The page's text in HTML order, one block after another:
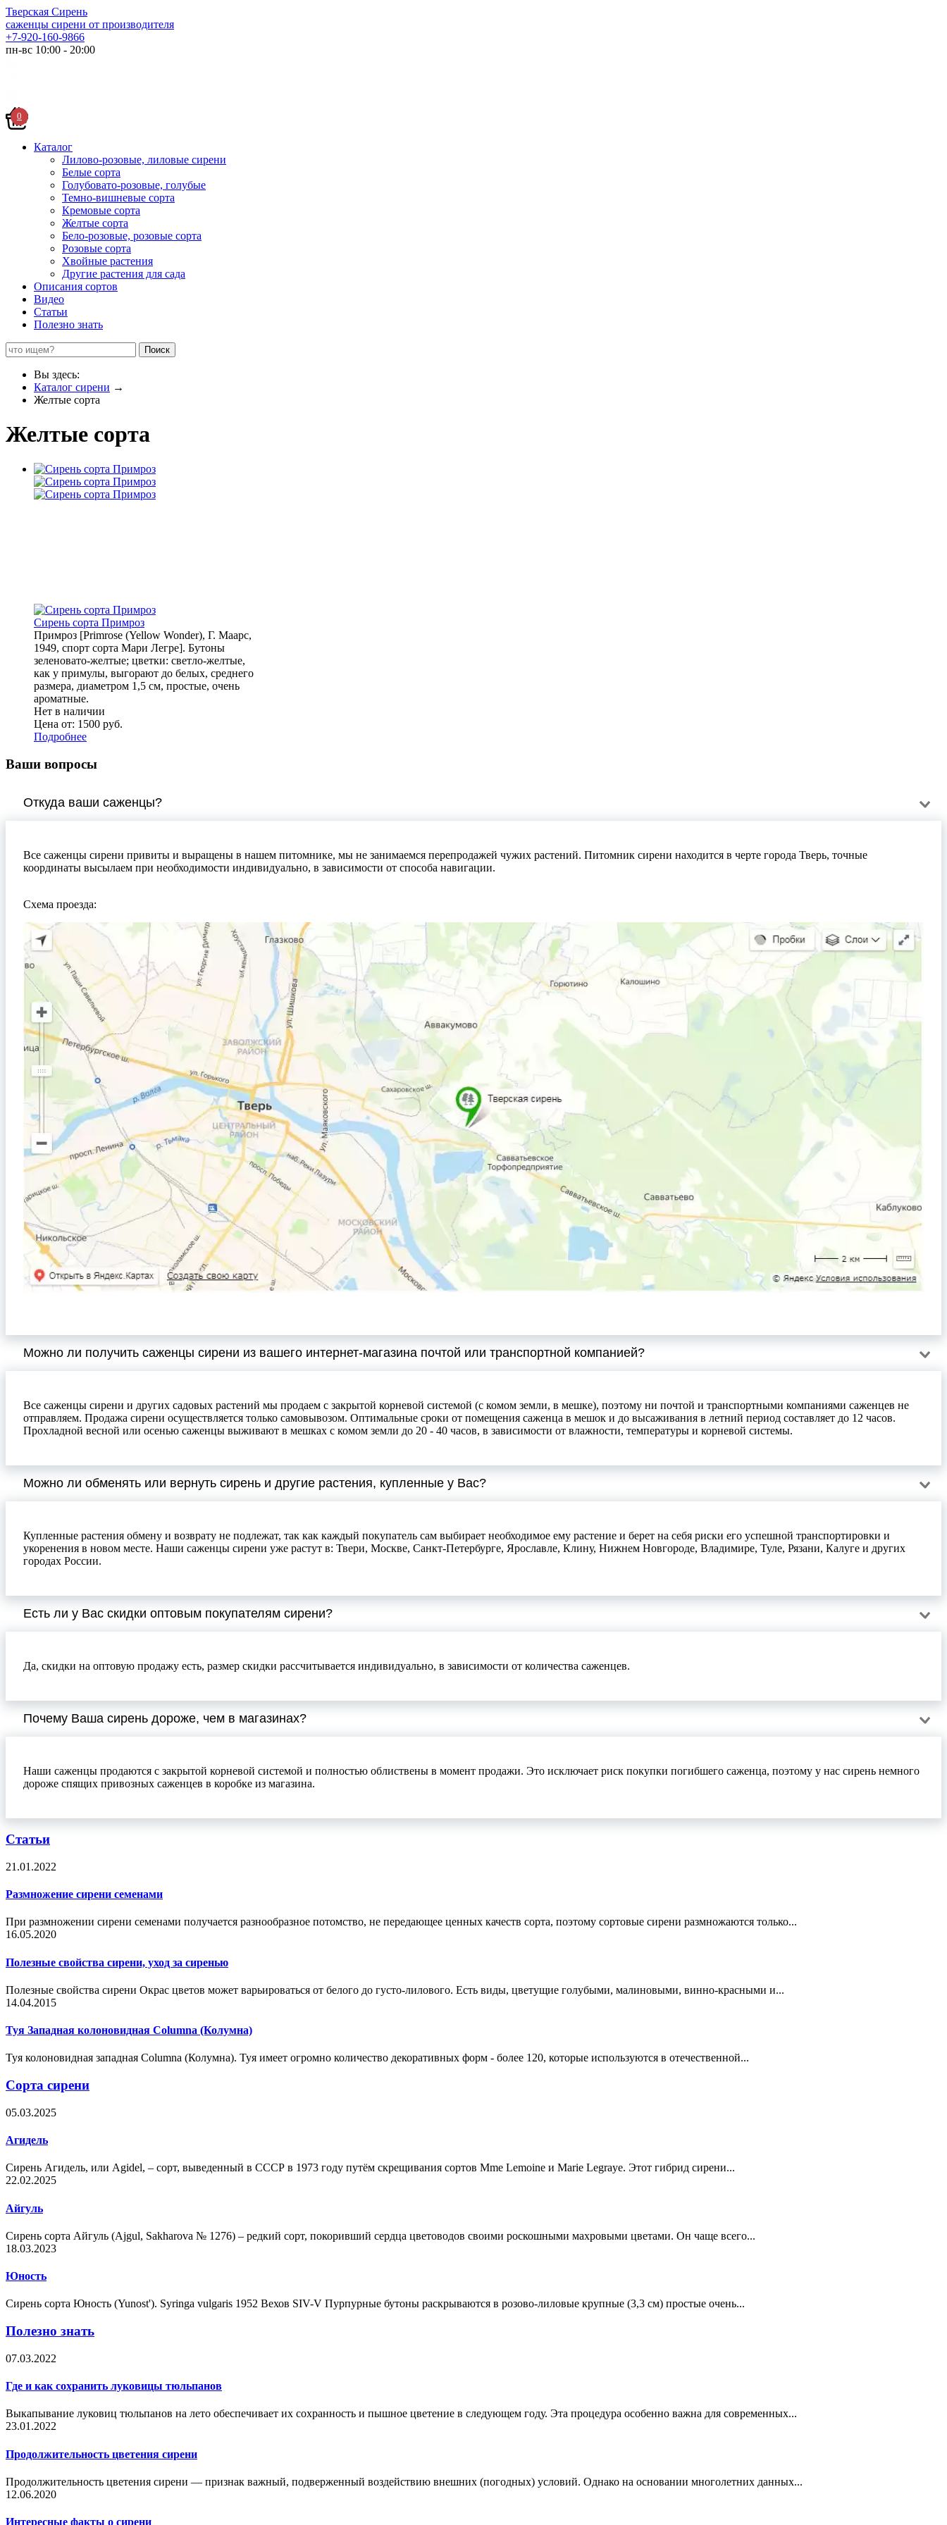
Тверская Сирень
саженцы сирени от производителя
+7-920-160-9866
пн-вс 10:00 - 20:00
0
Каталог
Лилово-розовые, лиловые сирени
Белые сорта
Голубовато-розовые, голубые
Темно-вишневые сорта
Кремовые сорта
Желтые сорта
Бело-розовые, розовые сорта
Розовые сорта
Хвойные растения
Другие растения для сада
Описания сортов
Видео
Статьи
Полезно знать
Поиск
Вы здесь:
Каталог сирени →
Желтые сорта
Желтые сорта
Сирень сорта Примроз
Примроз [Primrose (Yellow Wonder), Г. Маарс,
1949, спорт сорта Мари Легре]. Бутоны
зеленовато-желтые; цветки: светло-желтые,
как у примулы, выгорают до белых, среднего
размера, диаметром 1,5 см, простые, очень
ароматные.
Нет в наличии
Цена от: 1500 руб.
Подробнее
Ваши вопросы
Откуда ваши саженцы?
Все саженцы сирени привиты и выращены в нашем питомнике, мы не занимаемся перепродажей чужих растений. Питомник сирени находится в черте города Тверь, точные
координаты высылаем при необходимости индивидуально, в зависимости от способа навигации.
Схема проезда:
Можно ли получить саженцы сирени из вашего интернет-магазина почтой или транспортной компанией?
Все саженцы сирени и других садовых растений мы продаем с закрытой корневой системой (с комом земли, в мешке), поэтому ни почтой и транспортными компаниями саженцев не
отправляем. Продажа сирени осуществляется только самовывозом. Оптимальные сроки от помещения саженца в мешок и до высаживания в летний период составляет до 12 часов.
Прохладной весной или осенью саженцы выживают в мешках с комом земли до 20 - 40 часов, в зависимости от влажности, температуры и корневой системы.
Можно ли обменять или вернуть сирень и другие растения, купленные у Вас?
Купленные растения обмену и возврату не подлежат, так как каждый покупатель сам выбирает необходимое ему растение и берет на себя риски его успешной транспортировки и
укоренения в новом месте. Наши саженцы сирени уже растут в: Твери, Москве, Санкт-Петербурге, Ярославле, Клину, Нижнем Новгороде, Владимире, Туле, Рязани, Калуге и других
городах России.
Есть ли у Вас скидки оптовым покупателям сирени?
Да, скидки на оптовую продажу есть, размер скидки рассчитывается индивидуально, в зависимости от количества саженцев.
Почему Ваша сирень дороже, чем в магазинах?
Наши саженцы продаются с закрытой корневой системой и полностью облиствены в момент продажи. Это исключает риск покупки погибшего саженца, поэтому у нас сирень немного
дороже спящих привозных саженцев в коробке из магазина.
Статьи
21.01.2022
Размножение сирени семенами
При размножении сирени семенами получается разнообразное потомство, не передающее ценных качеств сорта, поэтому сортовые сирени размножаются только...
16.05.2020
Полезные свойства сирени, уход за сиренью
Полезные свойства сирени Окрас цветов может варьироваться от белого до густо-лилового. Есть виды, цветущие голубыми, малиновыми, винно-красными и...
14.04.2015
Туя Западная колоновидная Columna (Колумна)
Туя колоновидная западная Columna (Колумна). Туя имеет огромно количество декоративных форм - более 120, которые используются в отечественной...
Сорта сирени
05.03.2025
Агидель
Сирень Агидель, или Agidel, – сорт, выведенный в СССР в 1973 году путём скрещивания сортов Mme Lemoine и Marie Legraye. Этот гибрид сирени...
22.02.2025
Айгуль
Сирень сорта Айгуль (Ajgul, Sakharova № 1276) – редкий сорт, покоривший сердца цветоводов своими роскошными махровыми цветами. Он чаще всего...
18.03.2023
Юность
Сирень сорта Юность (Yunost'). Syringa vulgaris 1952 Вехов SIV-V Пурпурные бутоны раскрываются в розово-лиловые крупные (3,3 см) простые очень...
Полезно знать
07.03.2022
Где и как сохранить луковицы тюльпанов
Выкапывание луковиц тюльпанов на лето обеспечивает их сохранность и пышное цветение в следующем году. Эта процедура особенно важна для современных...
23.01.2022
Продолжительность цветения сирени
Продолжительность цветения сирени — признак важный, подверженный воздействию внешних (погодных) условий. Однако на основании многолетних данных...
12.06.2020
Интересные факты о сирени